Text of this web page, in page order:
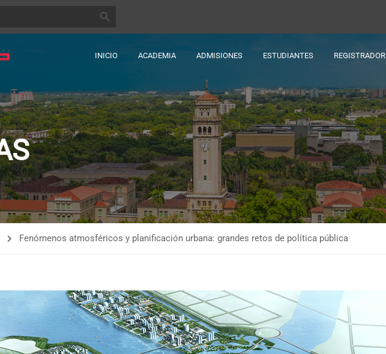
INICIO ACADEMIA ADMISIONES ESTUDIANTES REGISTRADOR
Fenómenos atmosféricos y planificación urbana: grandes retos de política pública